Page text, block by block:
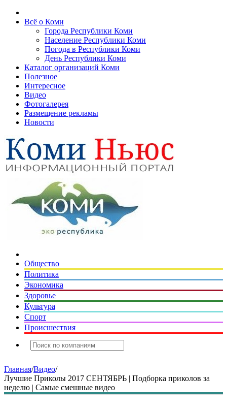
Всё о Коми
Города Республики Коми
Население Республики Коми
Погода в Республики Коми
День Республики Коми
Каталог организаций Коми
Полезное
Интересное
Видео
Фотогалерея
Размещение рекламы
Новости
Общество
Политика
Экономика
Здоровье
Культура
Спорт
Происшествия
Главная/Видео/
Лучшие Приколы 2017 СЕНТЯБРЬ | Подборка приколов за
неделю | Самые смешные видео